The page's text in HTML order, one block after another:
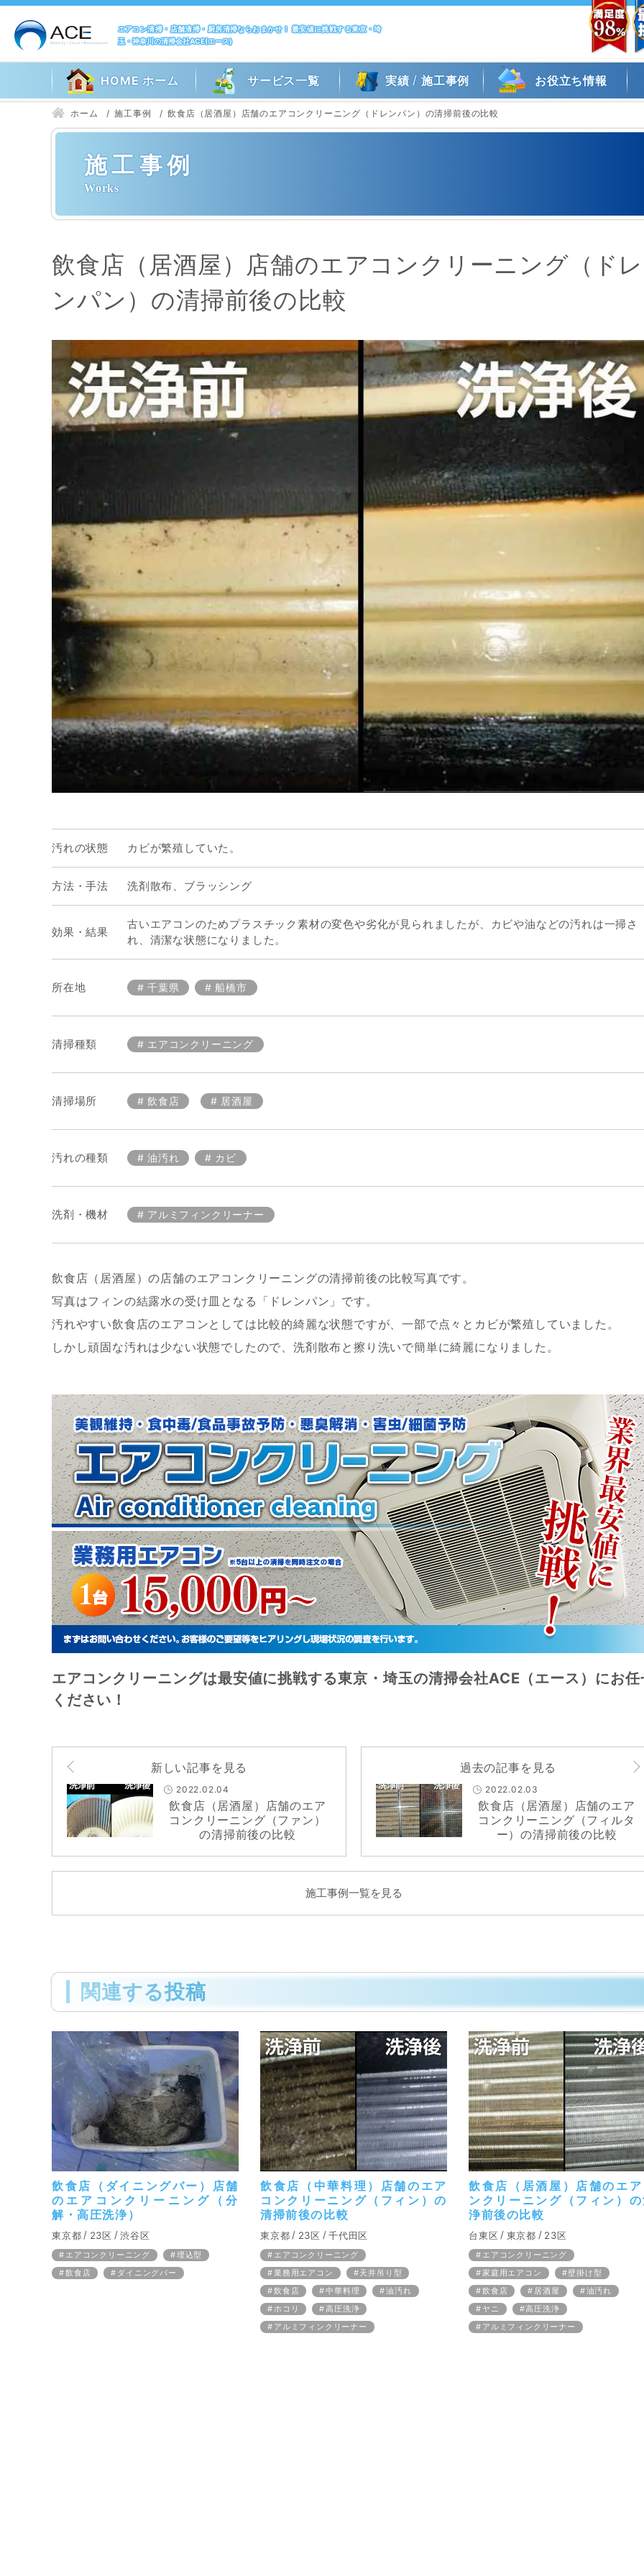
エアコン清掃・店舗清掃・厨房清掃ならおまかせ！ 最安値に挑戦する東京・埼
玉・神奈川の清掃会社ACE(エース)
HOME ホーム サービス一覧 実績/ 施工事例 お役立ち情報
ホーム 施工事例 飲食店（居酒屋）店舗のエアコンクリーニング（ドレンパン）の清掃前後の比較
施工事例
飲食店（居酒屋）店舗のエアコンクリーニング（ドレ
ンパン）の清掃前後の比較
汚れの状態 カビが繁殖していた。
方法・手法 洗剤散布、ブラッシング
効果・結果
古いエアコンのためプラスチック素材の変色や劣化が見られましたが、カビや油などの汚れは一掃さ
れ、清潔な状態になりました。
所在地 千葉県 船橋市
清掃種類 エアコンクリーニング
清掃場所 飲食店 居酒屋
汚れの種類 油汚れ カビ
洗剤・機材 アルミフィンクリーナー
飲食店（居酒屋）の店舗のエアコンクリーニングの清掃前後の比較写真です。
写真はフィンの結露水の受け皿となる「ドレンパン」です。
汚れやすい飲食店のエアコンとしては比較的綺麗な状態ですが、一部で点々とカビが繁殖していました。
しかし頑固な汚れは少ない状態でしたので、洗剤散布と擦り洗いで簡単に綺麗になりました。
エアコンクリーニングは最安値に挑戦する東京・埼玉の清掃会社ACE（エース）にお任
ください！
新しい記事を見る
2022.02.04
飲食店（居酒屋）店舗のエア
コンクリーニング（ファン）
の清掃前後の比較
過去の記事を見る
2022.02.03
飲食店（居酒屋）店舗のエア
コンクリーニング（フィルタ
ー）の清掃前後の比較
施工事例一覧を見る
関連する投稿
飲食店（ダイニングバー）店舗
のエアコンクリーニング（分
解・高圧洗浄）
東京都 23区 渋谷区
エアコンクリーニング
埋込型
飲食店
ダイニングバー
飲食店（中華料理）店舗のエア
コンクリーニング（フィン）の
清掃前後の比較
東京都 23区 千代田区
エアコンクリーニング
業務用エアコン
天井吊り型
飲食店
中華料理
油汚れ
ホコリ
高圧洗浄
アルミフィンクリーナー
飲食店（居酒屋）店舗のエ
ンクリーニング（フィン）
浄前後の比較
台東区 東京都 23区
エアコンクリーニング
家庭用エアコン
壁掛け型
飲食店
居酒屋
油汚れ
ヤニ
高圧洗浄
アルミフィンクリーナー